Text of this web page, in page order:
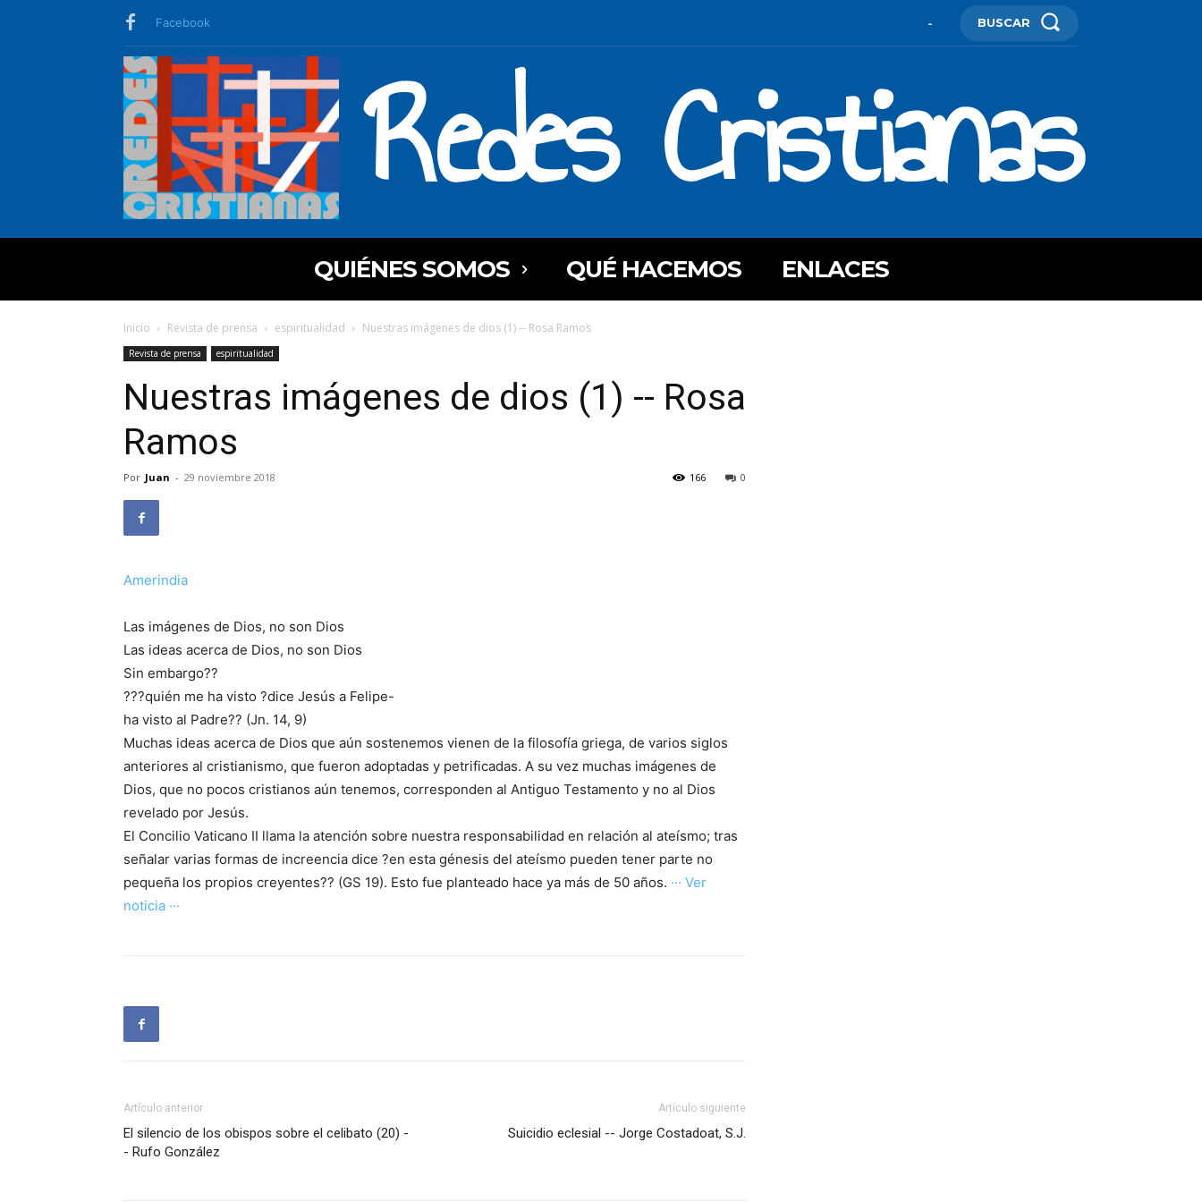
Facebook - BUSCAR
Redes Cristianas
QUIÉNES SOMOS QUÉ HACEMOS ENLACES
Inicio Revista de prensa espiritualidad Nuestras imágenes de dios (1) -- Rosa Ramos
Revista de prensa espiritualidad
Nuestras imágenes de dios (1) -- Rosa
Ramos
Por Juan - 29 noviembre 2018 0
166
Amerindia
Las imágenes de Dios, no son Dios
Las ideas acerca de Dios, no son Dios
Sin embargo??
???quién me ha visto ?dice Jesús a Felipe-
ha visto al Padre?? (Jn. 14, 9)
Muchas ideas acerca de Dios que aún sostenemos vienen de la filosofía griega, de varios siglos
anteriores al cristianismo, que fueron adoptadas y petrificadas. A su vez muchas imágenes de
Dios, que no pocos cristianos aún tenemos, corresponden al Antiguo Testamento y no al Dios
revelado por Jesús.
El Concilio Vaticano II llama la atención sobre nuestra responsabilidad en relación al ateísmo; tras
señalar varias formas de increencia dice ?en esta génesis del ateísmo pueden tener parte no
pequeña los propios creyentes?? (GS 19). Esto fue planteado hace ya más de 50 años. ··· Ver
noticia ···
Artículo anterior
El silencio de los obispos sobre el celibato (20) -
- Rufo González
Artículo siguiente
Suicidio eclesial -- Jorge Costadoat, S.J.